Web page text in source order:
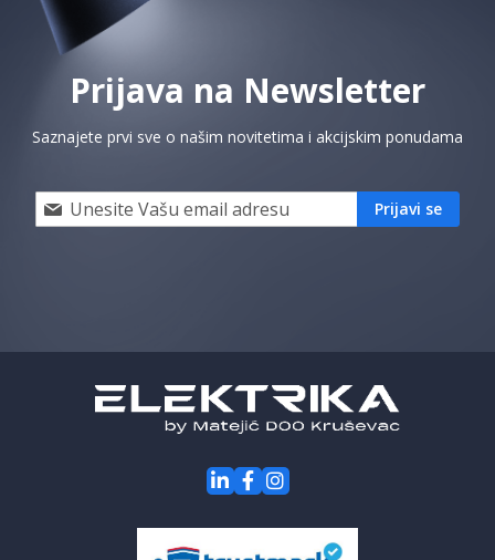
Prijava na Newsletter
Saznajete prvi sve o našim novitetima i akcijskim ponudama
Prijavi
se
akcije
Prijavi se